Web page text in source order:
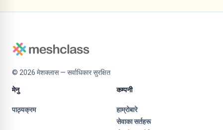
© 2026 मेशक्लास — सर्वाधिकार सुरक्षित
मेनु
पाठ्यक्रम
कम्पनी
हाम्रोबारे
सेवाका सर्तहरू